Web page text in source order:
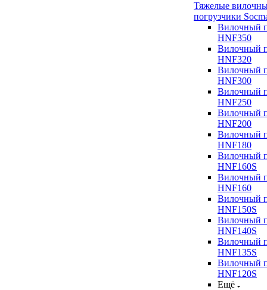
Тяжелые
погрузчики
Вилочный
HNF350
Вилочный
HNF320
Вилочный
HNF300
Вилочный
HNF250
Вилочный
HNF200
Вилочный
HNF180
Вилочный
HNF160S
Вилочный
HNF160
Вилочный
HNF150S
Вилочный
HNF140S
Вилочный
HNF135S
Вилочный
HNF120S
Ещё